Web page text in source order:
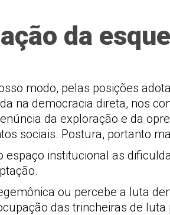
da
modo, pelas posições
na democracia direta, nos
da exploração e da
sociais. Postura, portanto
espaço institucional as
ou percebe a luta
das trincheiras de luta